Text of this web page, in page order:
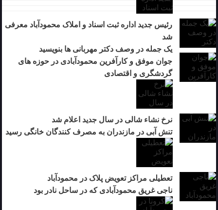
رئیس جدید اداره ثبت اسناد و املاک محمودآباد معرفی
شد
یک جمله در وصف دکتر مهربانی ها بنویسید
جوان موفق و کارآفرین محمودآبادی در حوزه های
گردشگری و اقتصادی
نرخ نشاء شالی در سال جدید اعلام شد
تنش آبی در مازندران به مصرف كنندگان خانگی رسيد
تعطیلی مراکز تعویض پلاک در محمودآباد
ناجی غریق محمودآبادی که در ساحل نادر بود